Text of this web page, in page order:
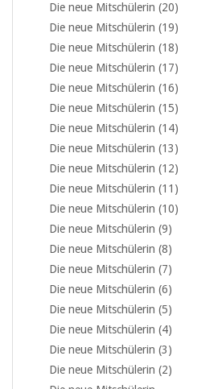
Die neue Mitschülerin (20)
Die neue Mitschülerin (19)
Die neue Mitschülerin (18)
Die neue Mitschülerin (17)
Die neue Mitschülerin (16)
Die neue Mitschülerin (15)
Die neue Mitschülerin (14)
Die neue Mitschülerin (13)
Die neue Mitschülerin (12)
Die neue Mitschülerin (11)
Die neue Mitschülerin (10)
Die neue Mitschülerin (9)
Die neue Mitschülerin (8)
Die neue Mitschülerin (7)
Die neue Mitschülerin (6)
Die neue Mitschülerin (5)
Die neue Mitschülerin (4)
Die neue Mitschülerin (3)
Die neue Mitschülerin (2)